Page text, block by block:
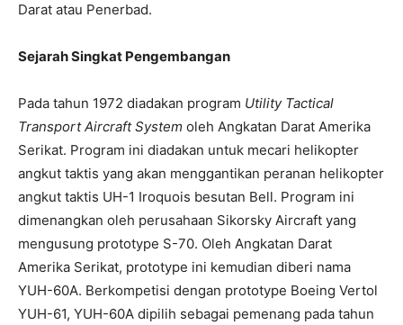
Darat atau Penerbad.
Sejarah Singkat Pengembangan
Pada tahun 1972 diadakan program Utility Tactical
Transport Aircraft System oleh Angkatan Darat Amerika
Serikat. Program ini diadakan untuk mecari helikopter
angkut taktis yang akan menggantikan peranan helikopter
angkut taktis UH-1 Iroquois besutan Bell. Program ini
dimenangkan oleh perusahaan Sikorsky Aircraft yang
mengusung prototype S-70. Oleh Angkatan Darat
Amerika Serikat, prototype ini kemudian diberi nama
YUH-60A. Berkompetisi dengan prototype Boeing Vertol
YUH-61, YUH-60A dipilih sebagai pemenang pada tahun